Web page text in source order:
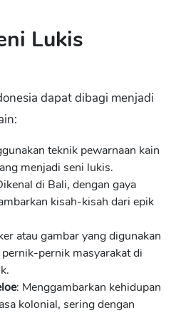
Lukis
dapat dibagi menjadi
teknik pewarnaan kain
menjadi seni lukis.
di Bali, dengan gaya
kisah-kisah dari epik
atau gambar yang digunakan
pernik masyarakat di
: Menggambarkan kehidupan
kolonial, sering dengan